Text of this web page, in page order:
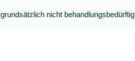
grundsätzlich nicht behandlungsbedürftig